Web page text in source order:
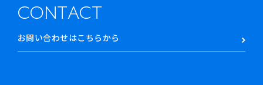
CONTACT
お問い合わせはこちらから